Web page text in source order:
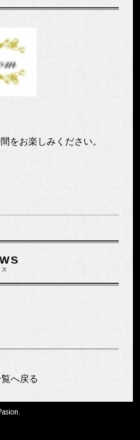
をお楽しみください。
へ戻る